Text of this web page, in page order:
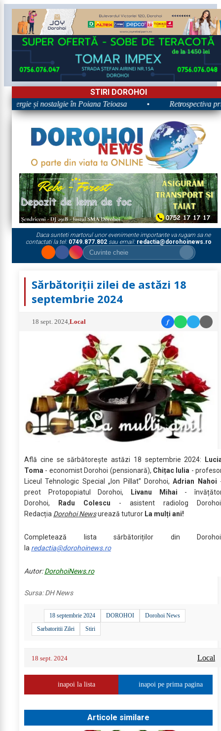
STIRI DOROHOI
și nostalgie în Poiana Teioasa Retrospectiva
Daca sunteti martorul unor evenimente importante va rugam sa ne
contactati la tel: 0749.877.802sau email: redactia@dorohoinews.ro
Sărbătoriții zilei de astăzi 18
septembrie 2024
18 sept. 2024 ,Local f
Află cine se sărbătoreşte astăzi 18 septembrie 2024:
Toma - economist Dorohoi (pensionară), Chițac Iulia -
Liceul Tehnologic Special „Ion Pillat” Dorohoi,Adrian Nahoi
preot Protopopiatul Dorohoi,
Livanu Mihai -
Dorohoi,
Radu Colescu - asistent radiolog
Redacția Dorohoi Newsurează tuturor La mulți ani!
Completează lista sărbătoriților din
la redactia@dorohoinews.ro
Autor:DorohoiNews.ro
Sursa:DH News
18 septembrie 2024 DOROHOI
Dorohoi News
Sarbatoritii Zilei
Stiri
18 sept. 2024 Local
inapoi la lista inapoi pe prima pagina
Articole similare